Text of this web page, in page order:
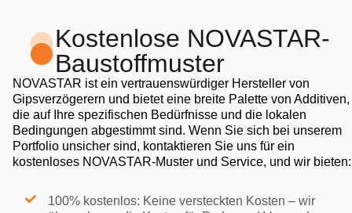
Kostenlose NOVASTAR-
Baustoffmuster
NOVASTAR ist ein vertrauenswürdiger Hersteller von
Gipsverzögerern und bietet eine breite Palette von Additiven,
die auf Ihre spezifischen Bedürfnisse und die lokalen
Bedingungen abgestimmt sind. Wenn Sie sich bei unserem
Portfolio unsicher sind, kontaktieren Sie uns für ein
kostenloses NOVASTAR-Muster und Service, und wir bieten:
100% kostenlos: Keine versteckten Kosten – wir